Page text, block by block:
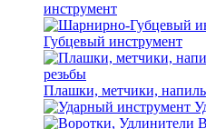
инструмент
Губцевый инструмент
Плашки, метчики,